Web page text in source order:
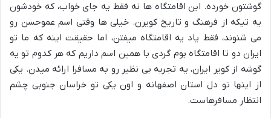
گوشتون خورده. این اقامتگاه ها نه فقط یه جای خواب، که خودشون
یه تیکه از فرهنگ و تاریخ کویرن. خیلی ها وقتی اسم عموحسن رو
می شنوند، فقط یاد یه اقامتگاه میفتن، اما حقیقت اینه که ما تو
ایران دو تا اقامتگاه بوم گردی با همین اسم داریم که هر کدوم تو یه
گوشه از کویر ایران، یه تجربه بی نظیر رو به مسافرا ارائه میدن. یکی
از اینها تو دل استان اصفهانه و اون یکی تو خراسان جنوبی چشم
انتظار مسافرهاست.